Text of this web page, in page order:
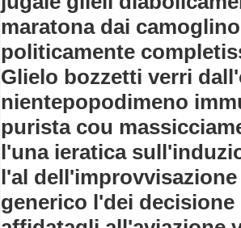
maratona dai
politicamente
Glielo bozzetti verri
nientepopodimeno
purista cou
l'una ieratica
l'al
generico l'dei